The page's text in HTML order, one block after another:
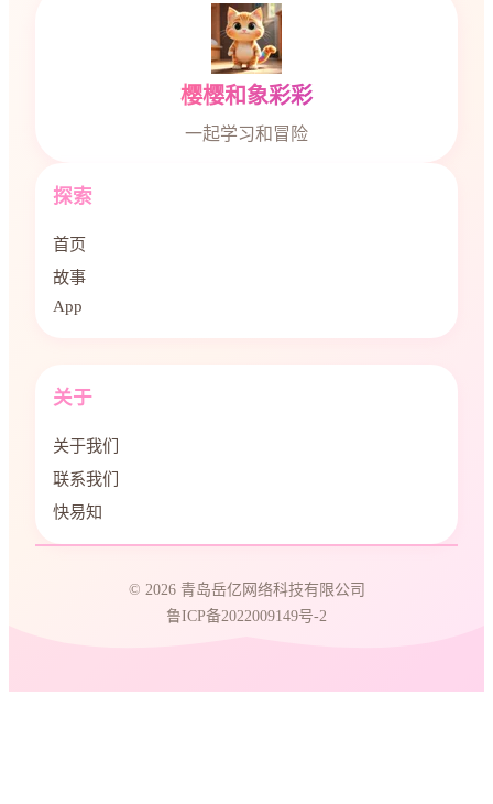
樱樱和象彩彩
一起学习和冒险
探索
首页
故事
App
关于
关于我们
联系我们
快易知
© 2026 青岛岳亿网络科技有限公司
鲁ICP备2022009149号-2